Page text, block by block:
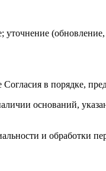
в порядке,
оснований,
и обработки